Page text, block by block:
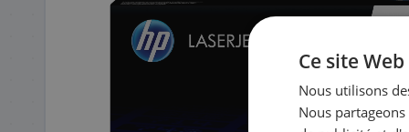
DATE DE PREMIÈRE LIVRAISON SOUHAITÉE
NOM*
Ce site
Nous utilisons
Nous